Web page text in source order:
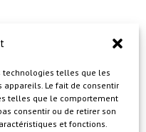
technologies telles que les
Le fait de consentir
telles que le comportement
consentir ou de retirer son
et fonctions.